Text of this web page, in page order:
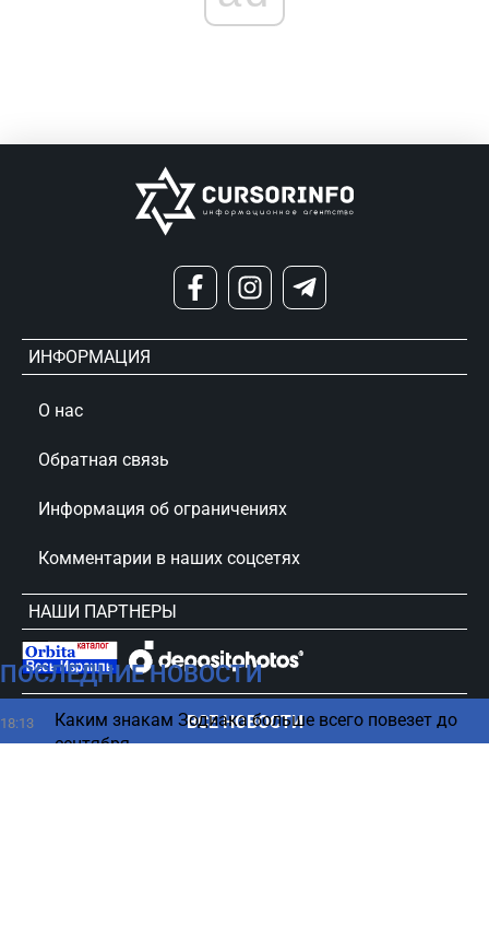
ПОСЛЕДНИЕ НОВОСТИ
18:13
Каким знакам Зодиака больше всего повезет до
сентября
ВСЕ НОВОСТИ
ИНФОРМАЦИЯ
О нас
Обратная связь
Информация об ограничениях
Комментарии в наших соцсетях
НАШИ ПАРТНЕРЫ
сursorinfo.co.il © Все права защищены